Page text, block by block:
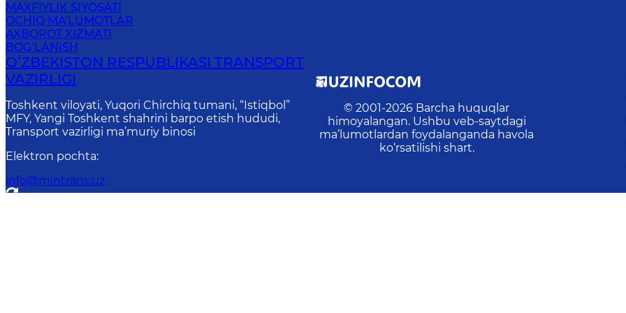
MAXFIYLIK SIYOSATI
OCHIQ MA'LUMOTLAR
AXBOROT XIZMATI
BOG‘LANISH
OʻZBEKISTON RESPUBLIKASI TRANSPORT
VAZIRLIGI
Toshkent viloyati, Yuqori Chirchiq tumani, “Istiqbol”
MFY, Yangi Toshkent shahrini barpo etish hududi,
Transport vazirligi ma’muriy binosi
Elektron pochta:
info@mintrans.uz
© 2001-2026 Barcha huquqlar
himoyalangan. Ushbu veb-saytdagi
ma’lumotlardan foydalanganda havola
ko‘rsatilishi shart.